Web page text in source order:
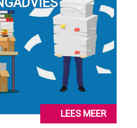
LEES MEER